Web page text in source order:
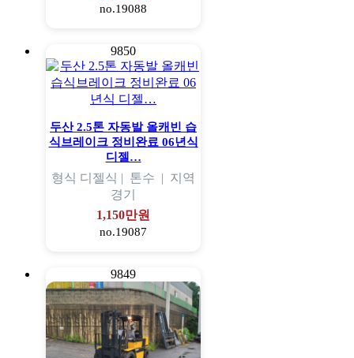
no.19088
9850
두산 2.5톤 자동발 올캐빈 습
식브레이크 정비완료 06년식
디젤…
형식 디젤식 | 톤수 | 지역
경기
1,150만원
no.19087
9849